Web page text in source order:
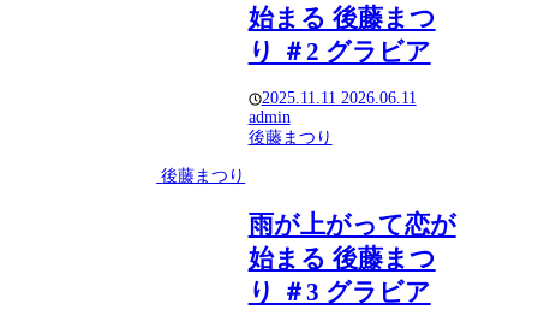
始まる 後藤まつ
り ＃2 グラビア
2025.11.11 2026.06.11
admin
後藤まつり
後藤まつり
雨が上がって恋が
始まる 後藤まつ
り ＃3 グラビア